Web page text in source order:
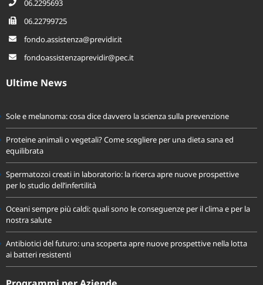
Sole e melanoma: cosa dice davvero la scienza sulla prevenzione
Proteine animali o vegetali? Come scegliere per una dieta sana ed
equilibrata
Spermatozoi creati in laboratorio: la ricerca apre nuove prospettive
per lo studio dell’infertilità
Oceani sempre più caldi: quali sono le conseguenze per il clima e per la
nostra salute
Antibiotici del futuro: una scoperta apre nuove prospettive nella lotta
ai batteri resistenti